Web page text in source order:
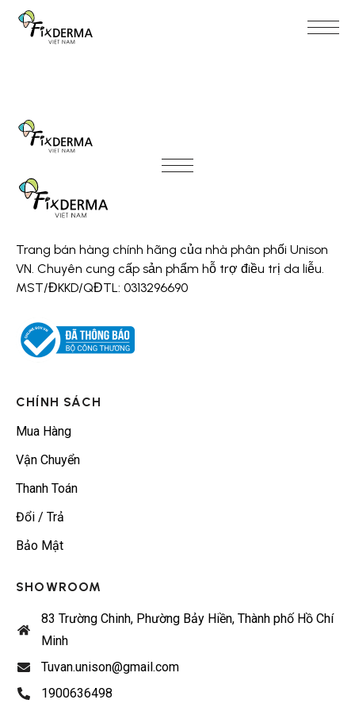
Trang bán hàng chính hãng của nhà phân phối Unison
VN. Chuyên cung cấp sản phẩm hỗ trợ điều trị da liễu.
MST/ĐKKD/QĐTL: 0313296690
CHÍNH SÁCH
Mua Hàng
Vận Chuyển
Thanh Toán
Đổi / Trả
Bảo Mật
SHOWROOM
83 Trường Chinh, Phường Bảy Hiền, Thành phố Hồ Chí
Minh
Tuvan.unison@gmail.com
1900636498